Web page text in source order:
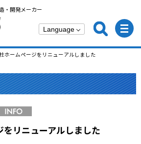
・開発メーカー
ホームページをリニューアルしました
リニューアルしました